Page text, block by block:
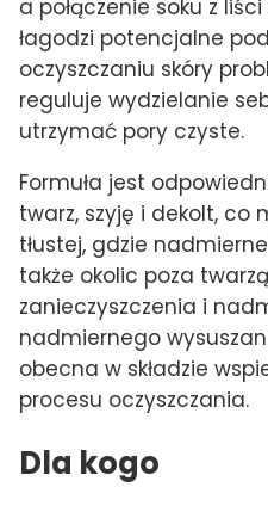
a połączenie soku z
łagodzi potencjalne
oczyszczaniu skóry
reguluje wydzielanie
utrzymać pory czyste.
Formuła jest
twarz, szyję i dekolt, co
tłustej, gdzie
także okolic poza
zanieczyszczenia i
nadmiernego
obecna w składzie
procesu oczyszczania.
Dla kogo